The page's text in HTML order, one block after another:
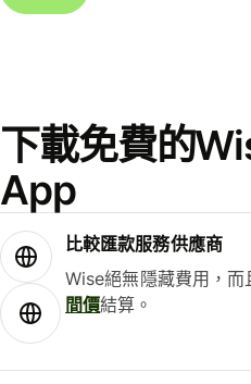
下載免費的
App
比較匯款服務供應商
Wise絕無隱藏費用，而
間價結算。